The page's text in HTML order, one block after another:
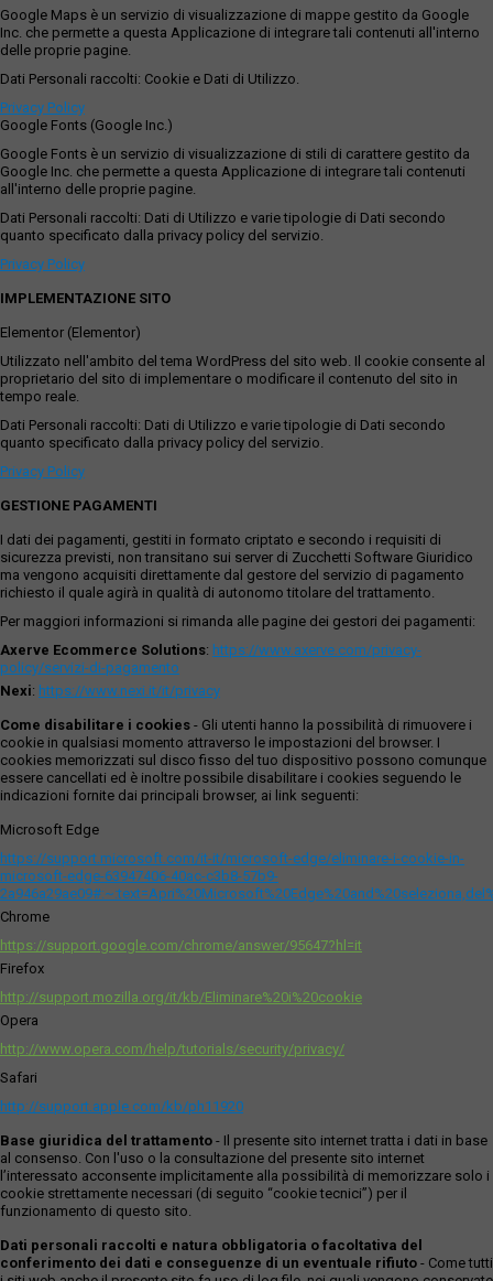
Google Maps è un servizio di visualizzazione di mappe gestito da Google
Inc. che permette a questa Applicazione di integrare tali contenuti all'interno
delle proprie pagine.
Dati Personali raccolti: Cookie e Dati di Utilizzo.
Privacy Policy
Google Fonts (Google Inc.)
Google Fonts è un servizio di visualizzazione di stili di carattere gestito da
Google Inc. che permette a questa Applicazione di integrare tali contenuti
all'interno delle proprie pagine.
Dati Personali raccolti: Dati di Utilizzo e varie tipologie di Dati secondo
quanto specificato dalla privacy policy del servizio.
Privacy Policy
IMPLEMENTAZIONE SITO
Elementor (Elementor)
Utilizzato nell'ambito del tema WordPress del sito web. Il cookie consente al
proprietario del sito di implementare o modificare il contenuto del sito in
tempo reale.
Dati Personali raccolti: Dati di Utilizzo e varie tipologie di Dati secondo
quanto specificato dalla privacy policy del servizio.
Privacy Policy
GESTIONE PAGAMENTI
I dati dei pagamenti, gestiti in formato criptato e secondo i requisiti di
sicurezza previsti, non transitano sui server di Zucchetti Software Giuridico
ma vengono acquisiti direttamente dal gestore del servizio di pagamento
richiesto il quale agirà in qualità di autonomo titolare del trattamento.
Per maggiori informazioni si rimanda alle pagine dei gestori dei pagamenti:
Axerve Ecommerce Solutions: https://www.axerve.com/privacy-
policy/servizi-di-pagamento
Nexi: https://www.nexi.it/it/privacy
Come disabilitare i cookies - Gli utenti hanno la possibilità di rimuovere i
cookie in qualsiasi momento attraverso le impostazioni del browser. I
cookies memorizzati sul disco fisso del tuo dispositivo possono comunque
essere cancellati ed è inoltre possibile disabilitare i cookies seguendo le
indicazioni fornite dai principali browser, ai link seguenti:
Microsoft Edge
https://support.microsoft.com/it-it/microsoft-edge/eliminare-i-cookie-in-
microsoft-edge-63947406-40ac-c3b8-57b9-
Chrome
https://support.google.com/chrome/answer/95647?hl=it
Firefox
http://support.mozilla.org/it/kb/Eliminare%20i%20cookie
Opera
http://www.opera.com/help/tutorials/security/privacy/
Safari
http://support.apple.com/kb/ph11920
Base giuridica del trattamento - Il presente sito internet tratta i dati in base
al consenso. Con l'uso o la consultazione del presente sito internet
l’interessato acconsente implicitamente alla possibilità di memorizzare solo i
cookie strettamente necessari (di seguito “cookie tecnici”) per il
funzionamento di questo sito.
Dati personali raccolti e natura obbligatoria o facoltativa del
conferimento dei dati e conseguenze di un eventuale rifiuto - Come tutti